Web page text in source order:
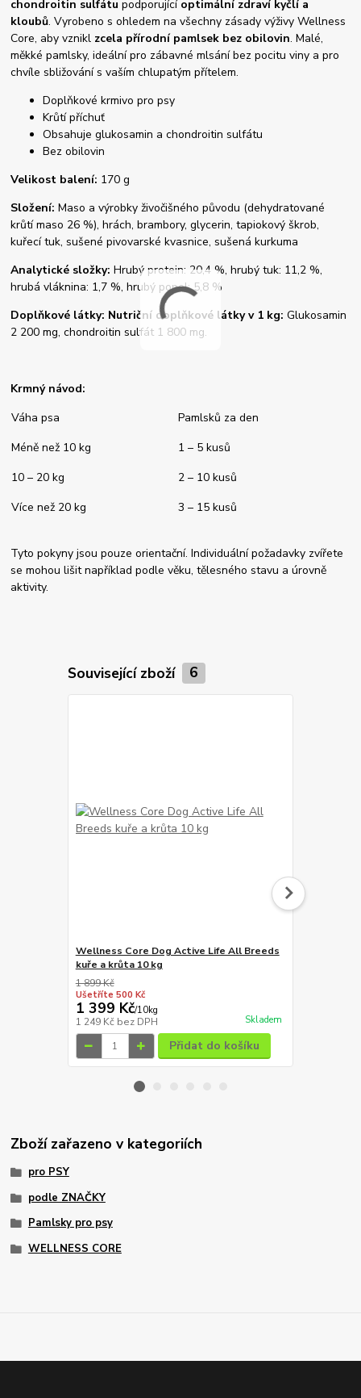
chondroitin sulfátu podporující optimální zdraví kyčlí a
kloubů. Vyrobeno s ohledem na všechny zásady výživy Wellness
Core, aby vznikl zcela přírodní pamlsek bez obilovin. Malé,
měkké pamlsky, ideální pro zábavné mlsání bez pocitu viny a pro
chvíle sbližování s vaším chlupatým přítelem.
Doplňkové krmivo pro psy
Krůtí příchuť
Obsahuje glukosamin a chondroitin sulfátu
Bez obilovin
Velikost balení: 170 g
Složení: Maso a výrobky živočišného původu (dehydratované
krůtí maso 26 %), hrách, brambory, glycerin, tapiokový škrob,
kuřecí tuk, sušené pivovarské kvasnice, sušená kurkuma
Analytické složky:Hrubý protein: 20,4 %, hrubý tuk: 11,2 %,
hrubá vláknina: 1,7 %, hrubý popel: 5,8 %
Doplňkové látky: Nutriční doplňkové látky v 1 kg:Glukosamin
2 200 mg, chondroitin sulfát 1 800 mg.
Krmný návod:
Váha psa
Pamlsků za den
Méně než 10 kg
1 – 5 kusů
10 – 20 kg
2 – 10 kusů
Více než 20 kg
3 – 15 kusů
Tyto pokyny jsou pouze orientační. Individuální požadavky zvířete
se mohou lišit například podle věku, tělesného stavu a úrovně
aktivity.
Související zboží 6
Wellness Core Dog Active Life All Breeds
kuře a krůta 10 kg
1 899 Kč
Ušetříte 500 Kč
1 399 Kč/10kg
1 249 Kč bez DPH Skladem
Přidat do košíku
Zboží zařazeno v kategoriích
pro PSY
podle ZNAČKY
Pamlsky pro psy
WELLNESS CORE